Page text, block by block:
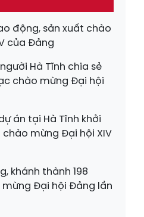
động, sản xuất chào
của Đảng
Hà Tĩnh chia sẻ
chào mừng Đại hội
án tại Hà Tĩnh khởi
mừng Đại hội XIV
khánh thành 198
Đại hội Đảng lần